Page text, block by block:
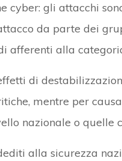
cyber: gli attacchi
da parte dei
afferenti alla
di
mentre per
nazionale o quelle
alla sicurezza